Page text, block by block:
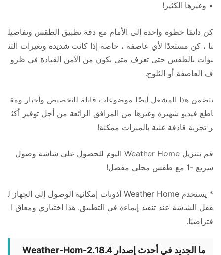
• وغيرها الكثير!
كن دائمًا خطوة واحدة إلى الأمام مع دقة تطبيق الطقس وتفاصيل
نا ، كن مستعدًا لأي عاصفة ، خاصة إذا كانت شديدة وتغيرات التن
بؤات بالطقس حتى تعرف متى يكون من الآمن القيادة في ظرو
ف العاصفة أو الثلوج.
يتضمن هذا المشغل أيضًا موضوعات قابلة للتخصيص وأخبار ومق
اطع فيديو شهيرة وغيرها من المرافق الرائعة من أجل توفير أكث
ر تجربة قاذفة غنية بالميزات ممكنة!
قم بتنزيل Weather Home اليوم للحصول على شاشة وصول
سريع -1 مع طقس محلي مفصل!
* يستخدم Weather Home أذونات إمكانية الوصول إلى الجهاز ل
قفل الشاشة عند تنفيذ إيماءة في التطبيق. هذا اختياري ومعاق ا
فتراضيًا.
ما الجديد في أحدث إصدار 2.18.4-Weather-Hom